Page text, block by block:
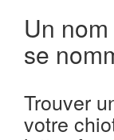
Un
se
Trouver
votre